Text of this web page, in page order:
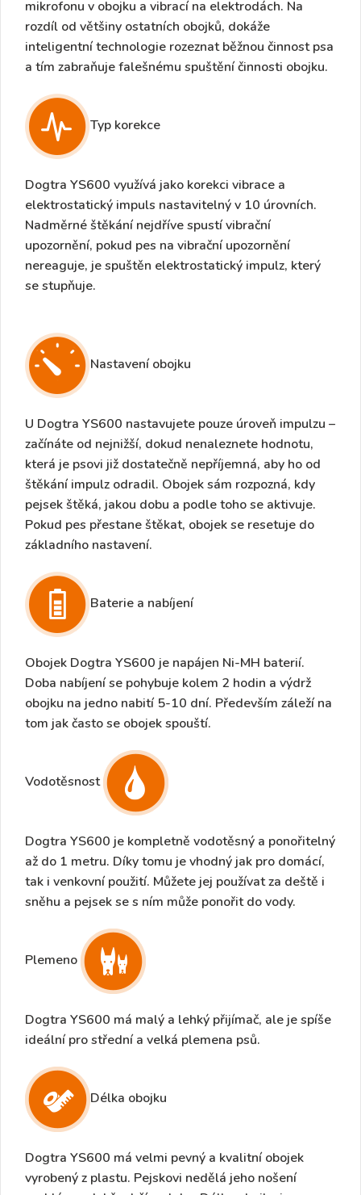
mikrofonu v obojku a vibrací na elektrodách. Na
rozdíl od většiny ostatních obojků, dokáže
inteligentní technologie rozeznat běžnou činnost psa
a tím zabraňuje falešnému spuštění činnosti obojku.
Typ korekce
Dogtra YS600 využívá jako korekci vibrace a
elektrostatický impuls nastavitelný v 10 úrovních.
Nadměrné štěkání nejdříve spustívibrační
upozornění, pokud pes na vibrační upozornění
nereaguje, je spuštěn elektrostatický impulz, který
se stupňuje.
Nastavení obojku
U Dogtra YS600 nastavujete pouze úroveň impulzu –
začínáte od nejnižší, dokud nenaleznete hodnotu,
která je psovi již dostatečně nepříjemná, aby ho od
štěkání impulz odradil. Obojek sám rozpozná, kdy
pejsek štěká, jakou dobu a podle toho se aktivuje.
Pokud pes přestane štěkat, obojek se resetuje do
základního nastavení.
Baterie a nabíjení
Obojek Dogtra YS600 je napájen Ni-MH baterií.
Doba nabíjení se pohybuje kolem 2 hodin a výdrž
obojku na jedno nabití 5-10 dní. Především záleží na
tom jak často se obojek spouští.
Vodotěsnost
Dogtra YS600 je kompletně vodotěsný a ponořitelný
až do 1 metru. Díky tomu je vhodný jak pro domácí,
tak i venkovní použití. Můžete jej používat za deště i
sněhu a pejsek se s ním může ponořit do vody.
Plemeno
Dogtra YS600 má malý a lehký přijímač, ale je spíše
ideální pro střední a velká plemena psů.
Délka obojku
Dogtra YS600 má velmi pevný a kvalitní obojek
vyrobený z plastu. Pejskovi nedělá jeho nošení